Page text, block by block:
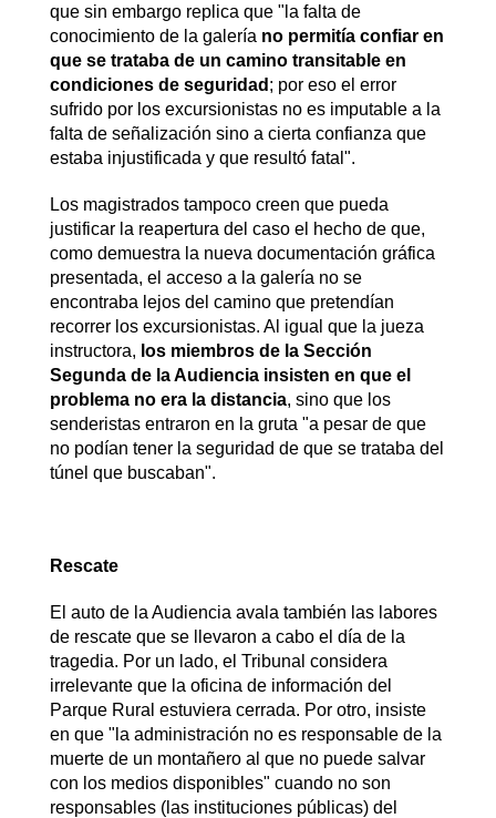
que sin embargo replica que "la falta de
conocimiento de la galería no permitía confiar en
que se trataba de un camino transitable en
condiciones de seguridad ; por eso el error
sufrido por los excursionistas no es imputable a la
falta de señalización sino a cierta confianza que
estaba injustificada y que resultó fatal".
Los magistrados tampoco creen que pueda
justificar la reapertura del caso el hecho de que,
como demuestra la nueva documentación gráfica
presentada, el acceso a la galería no se
encontraba lejos del camino que pretendían
recorrer los excursionistas. Al igual que la jueza
instructora, los miembros de la Sección
Segunda de la Audiencia insisten en que el
problema no era la distancia, sino que los
senderistas entraron en la gruta "a pesar de que
no podían tener la seguridad de que se trataba del
túnel que buscaban".
Rescate
El auto de la Audiencia avala también las labores
de rescate que se llevaron a cabo el día de la
tragedia. Por un lado, el Tribunal considera
irrelevante que la oficina de información del
Parque Rural estuviera cerrada. Por otro, insiste
en que "la administración no es responsable de la
muerte de un montañero al que no puede salvar
con los medios disponibles" cuando no son
responsables (las instituciones públicas) del